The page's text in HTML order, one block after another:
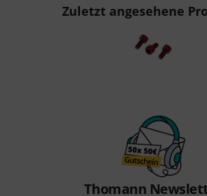
Zuletzt angesehene
Thomann